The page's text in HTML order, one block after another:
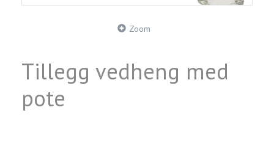
Zoom
Tillegg vedheng med
pote